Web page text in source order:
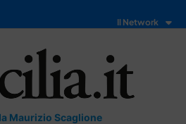
Il Network
Maurizio Scaglione